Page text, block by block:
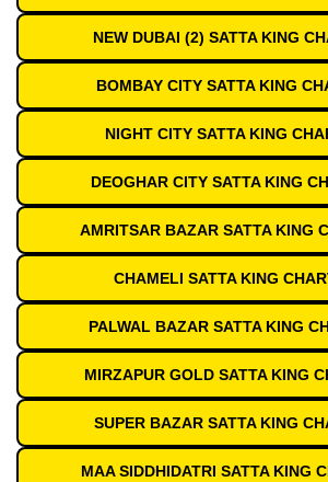
NEW DUBAI (2) SATTA KING
BOMBAY CITY SATTA KING
NIGHT CITY SATTA KING
DEOGHAR CITY SATTA KING
AMRITSAR BAZAR SATTA KING
CHAMELI SATTA KING
PALWAL BAZAR SATTA KING
MIRZAPUR GOLD SATTA KING
SUPER BAZAR SATTA KING
MAA SIDDHIDATRI SATTA KING